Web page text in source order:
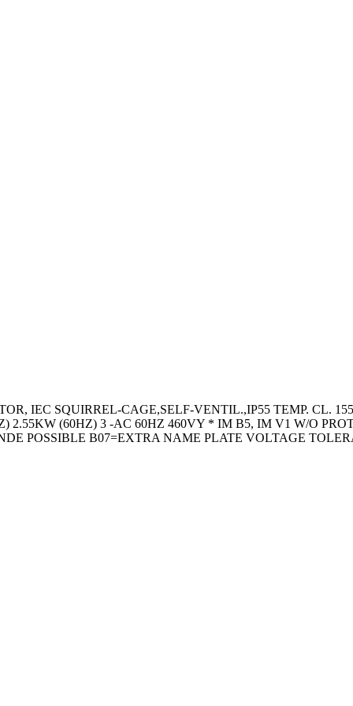
IEC SQUIRREL-CAGE,SELF-VENTIL.,IP55 TEMP. CL.
2.55KW (60HZ) 3 -AC 60HZ 460VY * IM B5, IM V1 W/O
POSSIBLE B07=EXTRA NAME PLATE VOLTAGE